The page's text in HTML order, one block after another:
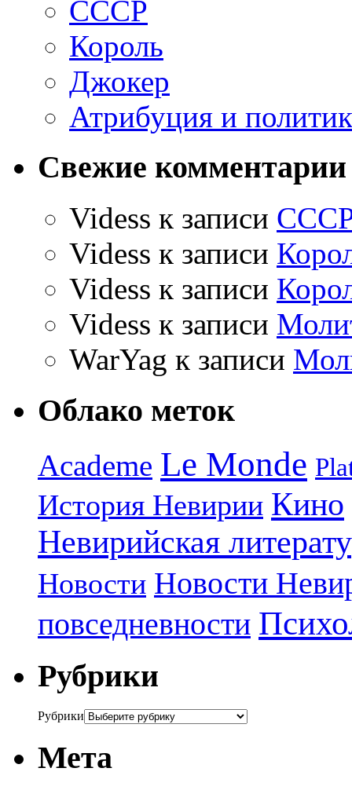
СССР
Король
Джокер
Атрибуция и
Свежие комментарии
Videss к записи
Videss к записи
Videss к записи
Videss к записи
WarYag к записи
Облако меток
Academe Le Monde
История Невирии Кино
Невирийская
Новости Новости
повседневности
Рубрики
Рубрики
Мета